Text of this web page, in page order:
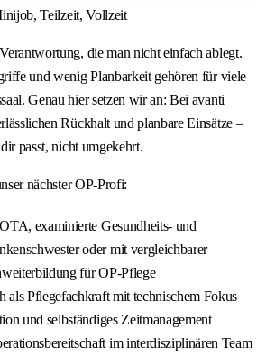
Teilzeit, Vollzeit
die man nicht einfach ablegt.
und wenig Planbarkeit gehören für viele
Genau hier setzen wir an: Bei avanti
Rückhalt und planbare Einsätze –
passt, nicht umgekehrt.
nächster OP-Profi:
examinierte Gesundheits- und
oder mit vergleichbarer
für OP-Pflege
als Pflegefachkraft mit technischem Fokus
und selbständiges Zeitmanagement
im interdisziplinären Team